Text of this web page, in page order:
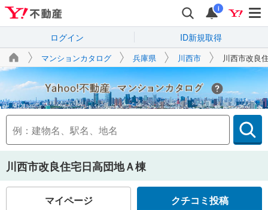
i
ログイン ID新規取得
マンションカタログ 兵庫県 川西市 川西市改良
Yahoo!不動産
川西市改良住宅日高団地Ａ棟
マイページ クチコミ投稿